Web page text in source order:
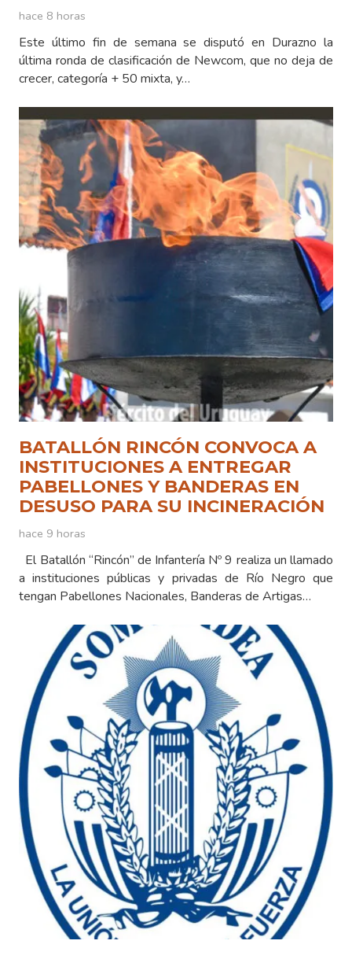
hace 8 horas
Este último fin de semana se disputó en Durazno la
última ronda de clasificación de Newcom, que no deja de
crecer, categoría + 50 mixta, y…
BATALLÓN RINCÓN CONVOCA A
INSTITUCIONES A ENTREGAR
PABELLONES Y BANDERAS EN
DESUSO PARA SU INCINERACIÓN
hace 9 horas
El Batallón “Rincón” de Infantería Nº 9 realiza un llamado
a instituciones públicas y privadas de Río Negro que
tengan Pabellones Nacionales, Banderas de Artigas…